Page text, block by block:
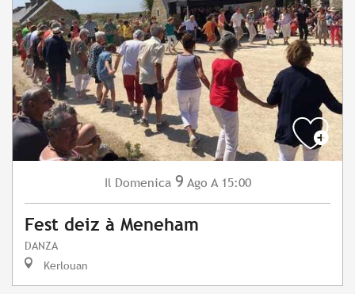
Il Domenica 9 Ago A 15:00
Fest deiz à Meneham
DANZA
Kerlouan